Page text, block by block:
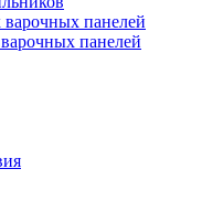
панелей
панелей